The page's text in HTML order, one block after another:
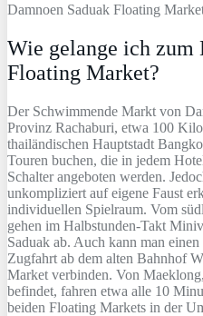
Damnoen Saduak Floating
Wie gelange ich zum
Floating Market?
Der Schwimmende Markt von
Provinz Rachaburi, etwa 100
thailändischen Hauptstadt
Touren buchen, die in jedem
Schalter angeboten werden.
unkompliziert auf eigene Faust
individuellen Spielraum. Vom
gehen im Halbstunden-Takt
Saduak ab. Auch kann man
Zugfahrt ab dem alten Bahnhof
Market verbinden. Von
befindet, fahren etwa alle 10
beiden Floating Markets in der